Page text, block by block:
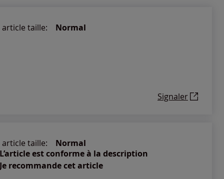
article taille: Normal
Signaler
article taille:
Normal
est conforme à la description
recommande cet article